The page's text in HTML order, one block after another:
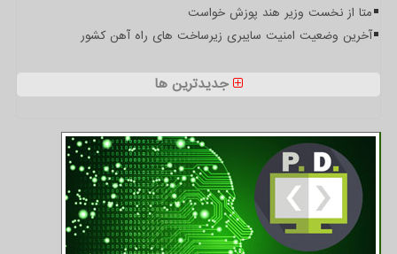
متا از نخست وزیر هند پوزش خواست
آخرین وضعیت امنیت سایبری زیرساخت های راه آهن کشور
جدیدترین ها